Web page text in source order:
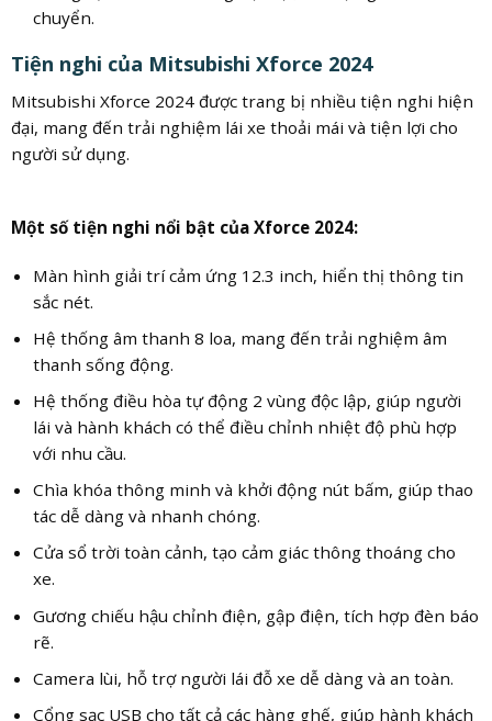
chuyển.
Tiện nghi của Mitsubishi Xforce 2024
Mitsubishi Xforce 2024 được trang bị nhiều tiện nghi hiện
đại, mang đến trải nghiệm lái xe thoải mái và tiện lợi cho
người sử dụng.
Một số tiện nghi nổi bật của Xforce 2024:
Màn hình giải trí cảm ứng 12.3 inch, hiển thị thông tin
sắc nét.
Hệ thống âm thanh 8 loa, mang đến trải nghiệm âm
thanh sống động.
Hệ thống điều hòa tự động 2 vùng độc lập, giúp người
lái và hành khách có thể điều chỉnh nhiệt độ phù hợp
với nhu cầu.
Chìa khóa thông minh và khởi động nút bấm, giúp thao
tác dễ dàng và nhanh chóng.
Cửa sổ trời toàn cảnh, tạo cảm giác thông thoáng cho
xe.
Gương chiếu hậu chỉnh điện, gập điện, tích hợp đèn báo
rẽ.
Camera lùi, hỗ trợ người lái đỗ xe dễ dàng và an toàn.
Cổng sạc USB cho tất cả các hàng ghế, giúp hành khách